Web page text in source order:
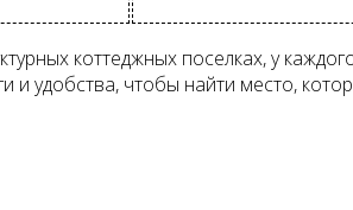
коттеджных поселках, у
удобства, чтобы найти место,